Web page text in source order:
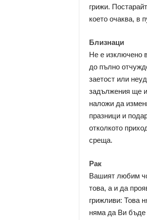
грижи.
което очаква, в
Близнаци
Не е изключено
до пълно
заетост или
задължения ще
наложи да
празници и
отколкото
среща.
Рак
Вашият любим
това, а и да
грижливи: Това
няма да Ви бъде